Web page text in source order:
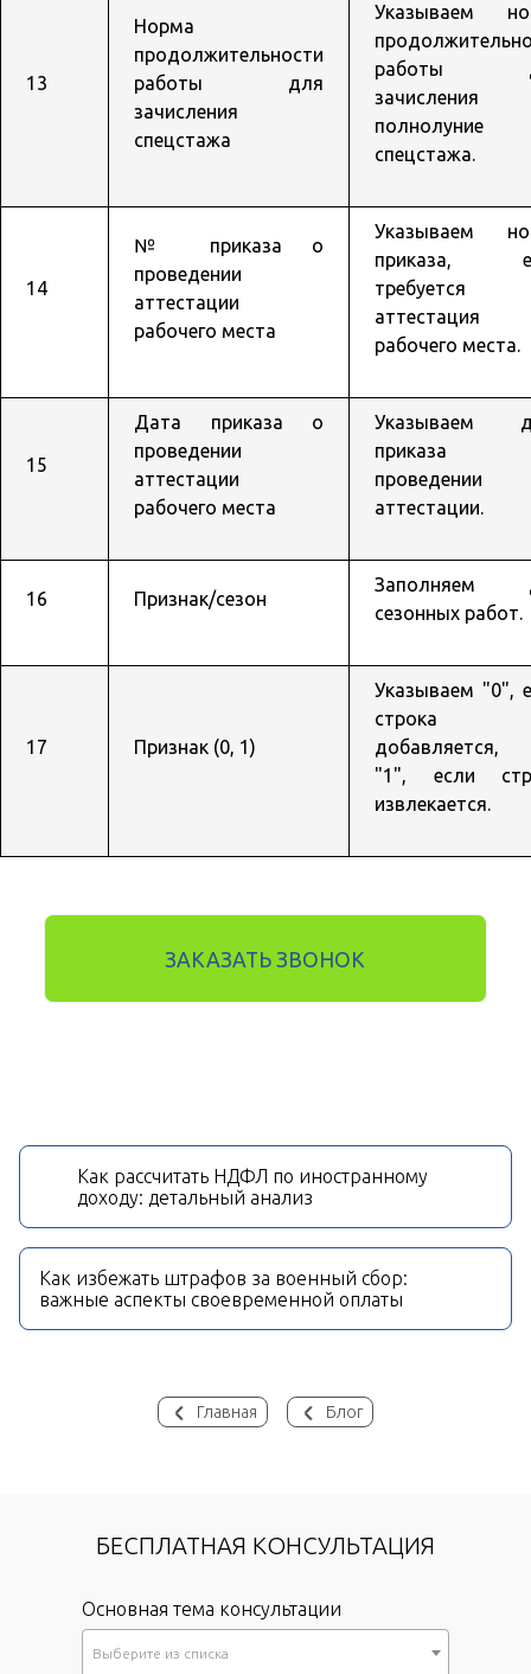
Главная Блог
13
Норма
продолжительности
работы для
зачисления
спецстажа
Указываем
работы
зачисления
полнолуние
спецстажа.
14
№ приказа о
проведении
аттестации
рабочего места
Указываем
приказа,
требуется
аттестация
рабочего места.
15
Дата приказа о
проведении
аттестации
рабочего места
Указываем
проведении
аттестации.
16 Признак/сезон
Заполняем
сезонных работ.
17 Признак (0, 1)
Указываем "0",
строка
добавляется,
"1", если
извлекается.
ЗАКАЗАТЬ ЗВОНОК
Как рассчитать НДФЛ по иностранному
доходу: детальный анализ
Как избежать штрафов за военный сбор:
важные аспекты своевременной оплаты
БЕСПЛАТНАЯ КОНСУЛЬТАЦИЯ
Основная тема консультации
Выберите из списка